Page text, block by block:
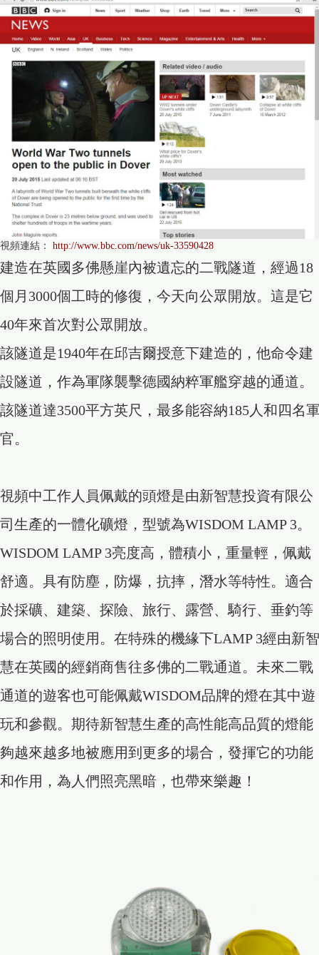
視頻連結： http://www.bbc.com/news/uk-33590428
建造在英國多佛懸崖內被遺忘的二戰隧道，經過18
個月3000個工時的修復，今天向公眾開放。這是它
40年來首次對公眾開放。
該隧道是1940年在邱吉爾授意下建造的，他命令建
設隧道，作為軍隊襲擊德國納粹軍艦穿越的通道。
該隧道達3500平方英尺，最多能容納185人和四名
官。
視頻中工作人員佩戴的頭燈是由新智慧投資有限公
司生產的一體化礦燈，型號為WISDOM LAMP 3。
WISDOM LAMP 3亮度高，體積小，重量輕，佩戴
舒適。具有防塵，防爆，抗摔，潛水等特性。適合
於採礦、建築、探險、旅行、露營、騎行、垂釣等
場合的照明使用。在特殊的機緣下LAMP 3經由新智
慧在英國的經銷商售往多佛的二戰通道。未來二戰
通道的遊客也可能佩戴WISDOM品牌的燈在其中遊
玩和參觀。期待新智慧生產的高性能高品質的燈能
夠越來越多地被應用到更多的場合，發揮它的功能
和作用，為人們照亮黑暗，也帶來樂趣！